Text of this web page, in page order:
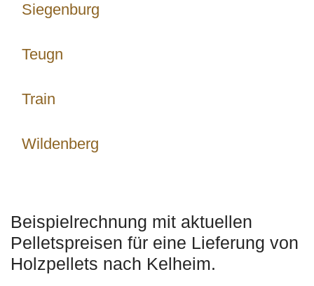
Siegenburg
Teugn
Train
Wildenberg
Beispielrechnung mit aktuellen
Pelletspreisen für eine Lieferung von
Holzpellets nach Kelheim.